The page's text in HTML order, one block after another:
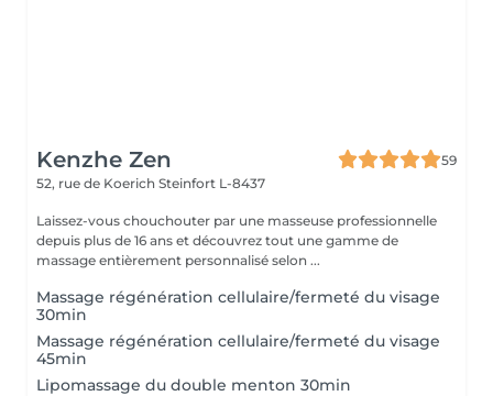
Kenzhe Zen
59
52, rue de Koerich Steinfort L-8437
Laissez-vous chouchouter par une masseuse professionnelle
depuis plus de 16 ans et découvrez tout une gamme de
massage entièrement personnalisé selon ...
Massage régénération cellulaire/fermeté du visage
30min
Massage régénération cellulaire/fermeté du visage
45min
Lipomassage du double menton 30min